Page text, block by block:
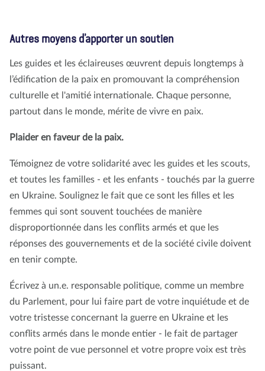
Autres moyens d’apporter un soutien
Les guides et les éclaireuses œuvrent depuis longtemps à
l’édification de la paix en promouvant la compréhension
culturelle et l'amitié internationale. Chaque personne,
partout dans le monde, mérite de vivre en paix.
Plaider en faveur de la paix.
Témoignez de votre solidarité avec les guides et les scouts,
et toutes les familles - et les enfants - touchés par la guerre
en Ukraine. Soulignez le fait que ce sont les filles et les
femmes qui sont souvent touchées de manière
disproportionnée dans les conflits armés et que les
réponses des gouvernements et de la société civile doivent
en tenir compte.
Écrivez à un.e. responsable politique, comme un membre
du Parlement, pour lui faire part de votre inquiétude et de
votre tristesse concernant la guerre en Ukraine et les
conflits armés dans le monde entier - le fait de partager
votre point de vue personnel et votre propre voix est très
puissant.